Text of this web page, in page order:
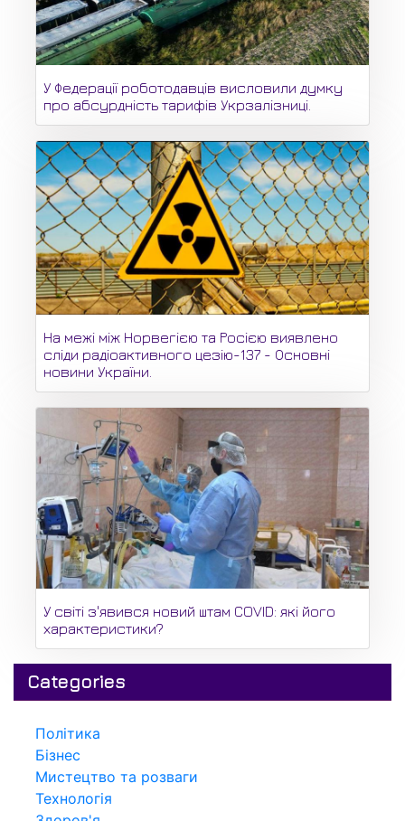
У Федерації роботодавців висловили думку
про абсурдність тарифів Укрзалізниці.
На межі між Норвегією та Росією виявлено
сліди радіоактивного цезію-137 - Основні
новини України.
У світі з'явився новий штам COVID: які його
характеристики?
Categories
Політика
Бізнес
Мистецтво та розваги
Технологія